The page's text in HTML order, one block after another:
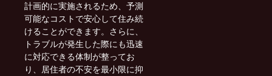
計画的に実施されるため、予測
可能なコストで安心して住み続
けることができます。さらに、
トラブルが発生した際にも迅速
に対応できる体制が整ってお
り、居住者の不安を最小限に抑